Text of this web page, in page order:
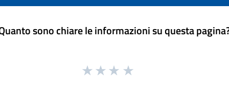
sono chiare le informazioni su questa